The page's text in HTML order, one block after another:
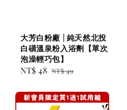
大芳白粉廠 | 純天然北投
白磺溫泉粉入浴劑【單次
泡澡輕巧包】
Sale
NT$ 48 Regular
NT$ 49